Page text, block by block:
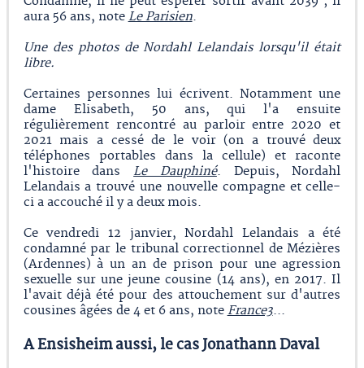
aura 56 ans, note Le Parisien.
Une des photos de Nordahl Lelandais lorsqu'il était
libre.
Certaines personnes lui écrivent. Notamment une
dame Elisabeth, 50 ans, qui l'a ensuite
régulièrement rencontré au parloir entre 2020 et
2021 mais a cessé de le voir (on a trouvé deux
téléphones portables dans la cellule) et raconte
l'histoire dansLe Dauphiné. Depuis, Nordahl
Lelandais a trouvé une nouvelle compagne et celle-
ci a accouché il y a deux mois.
Ce vendredi 12 janvier, Nordahl Lelandais a été
condamné par le tribunal correctionnel de Mézières
(Ardennes) à un an de prison pour une agression
sexuelle sur une jeune cousine (14 ans), en 2017. Il
l'avait déjà été pour des attouchement sur d'autres
cousines âgées de 4 et 6 ans, note France3...
A Ensisheim aussi, le cas Jonathann Daval